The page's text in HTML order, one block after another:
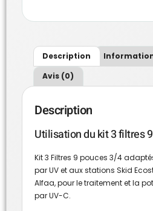
Description
Avis (0)
Description
Utilisation du kit 3 filtres
Kit 3 Filtres 9 pouces 3/4
par UV et aux stations Skid
Alfaa, pour le traitement et la
par UV-C.